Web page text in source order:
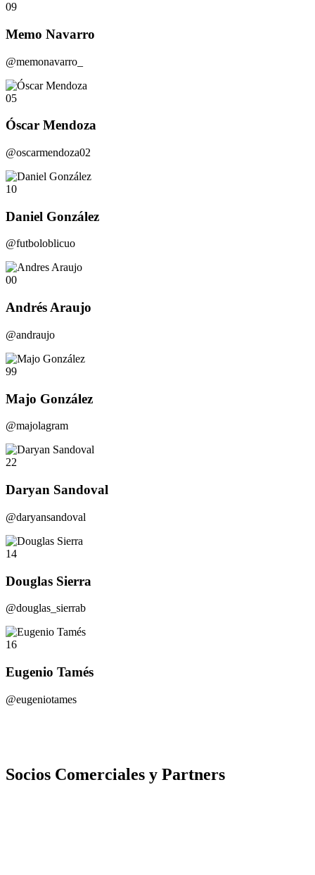
09
Memo Navarro
@memonavarro_
05
Óscar Mendoza
@oscarmendoza02
10
Daniel González
@futboloblicuo
00
Andrés Araujo
@andraujo
99
Majo González
@majolagram
22
Daryan Sandoval
@daryansandoval
14
Douglas Sierra
@douglas_sierrab
16
Eugenio Tamés
@eugeniotames
Socios Comerciales y Partners